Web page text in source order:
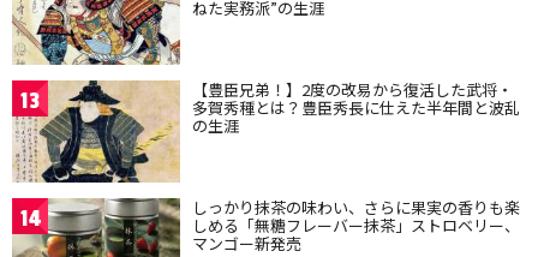
ねた実務派”の生涯
13 【豊臣兄弟！】2度の改易から復活した武将・
多賀秀種とは？豊臣秀長に仕えた半年間と波乱
の生涯
14 しっかり抹茶の味わい、さらに果実の香りも楽
しめる「無糖フレーバー抹茶」ストロベリー、
マンゴー新発売